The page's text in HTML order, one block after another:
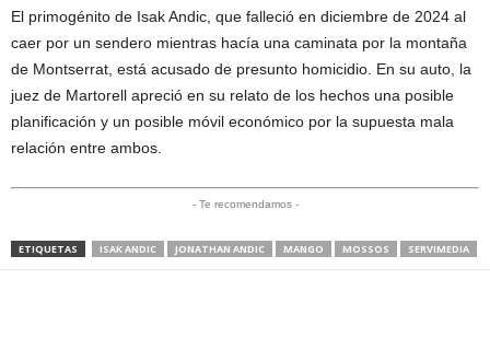
El primogénito de Isak Andic, que falleció en diciembre de 2024 al
caer por un sendero mientras hacía una caminata por la montaña
de Montserrat, está acusado de presunto homicidio. En su auto, la
juez de Martorell apreció en su relato de los hechos una posible
planificación y un posible móvil económico por la supuesta mala
relación entre ambos.
- Te recomendamos -
ETIQUETAS ISAK ANDIC JONATHAN ANDIC MANGO MOSSOS SERVIMEDIA